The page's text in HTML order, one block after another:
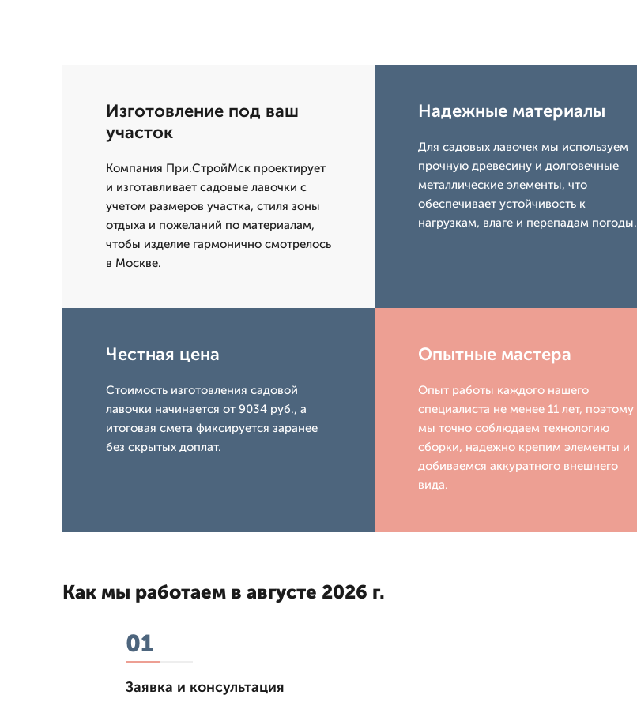
Изготовление под ваш
участок
Компания При.СтройМск проектирует
и изготавливает садовые лавочки с
учетом размеров участка, стиля зоны
отдыха и пожеланий по материалам,
чтобы изделие гармонично смотрелось
в Москве.
Надежные материалы
Для садовых лавочек мы используем
прочную древесину и долговечные
металлические элементы, что
обеспечивает устойчивость к
нагрузкам, влаге и перепадам погоды.
Честная цена
Стоимость изготовления садовой
лавочки начинается от 9034 руб., а
итоговая смета фиксируется заранее
без скрытых доплат.
Опытные мастера
Опыт работы каждого нашего
специалиста не менее 11 лет, поэтому
мы точно соблюдаем технологию
сборки, надежно крепим элементы и
добиваемся аккуратного внешнего
вида.
Как мы работаем в августе 2026 г.
01
Заявка и консультация